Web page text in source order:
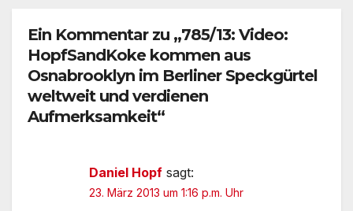
Ein Kommentar zu „785/13: Video:
HopfSandKoke kommen aus
Osnabrooklyn im Berliner Speckgürtel
weltweit und verdienen
Aufmerksamkeit“
Daniel Hopf sagt:
23. März 2013 um 1:16 p.m. Uhr